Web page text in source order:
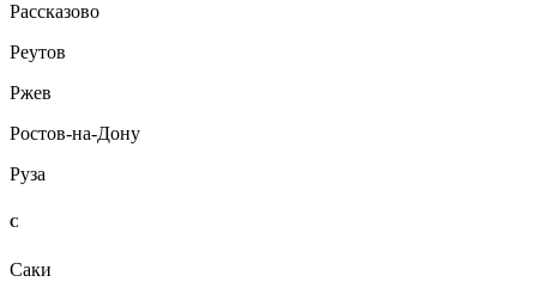
Рассказово
Реутов
Ржев
Ростов-на-Дону
Руза
С
Саки